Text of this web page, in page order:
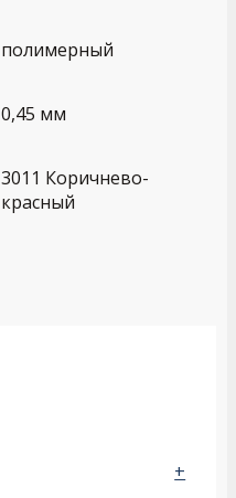
полимерный
0,45 мм
3011 Коричнево-
красный
+